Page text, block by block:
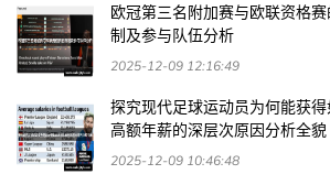
欧冠第三名附加赛与欧联资格
制及参与队伍分析
2025-12-09 12:16:49
探究现代足球运动员为何能获
高额年薪的深层次原因分析全貌
2025-12-09 10:46:48